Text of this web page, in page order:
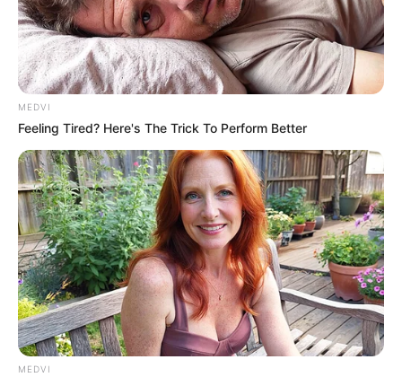
Saúde mental infantil: um alerta
para pais e familiares
Desde a gestação, o bebê já é impactado por experiências
que podem influenciar sua saúde mental.
EMOÇÕES 11/12/2024
ShareFacebookWhatsAppTelegramMessenger
X
MEDVI
Feeling Tired? Here's The Trick To Perform Better
MEDVI